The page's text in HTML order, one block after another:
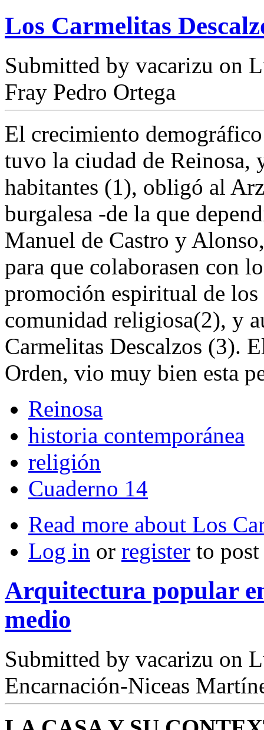
Los Carmelitas
Submitted by vacarizu on
Fray Pedro Ortega
El crecimiento
tuvo la ciudad de Reinosa,
habitantes (1), obligó al
burgalesa -de la que
Manuel de Castro y
para que colaborasen con
promoción espiritual de
comunidad religiosa(2), y
Carmelitas Descalzos (3).
Orden, vio muy bien esta
Reinosa
historia contemporánea
religión
Cuaderno 14
Read more about Los
Log in or register to
Arquitectura popular
medio
Submitted by vacarizu on
Encarnación-Niceas